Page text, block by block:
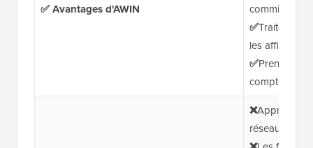
✅ Avantages d'AWIN
commission
✅Traitement
les affiliés
✅Prend en
comptes
❌
réseau